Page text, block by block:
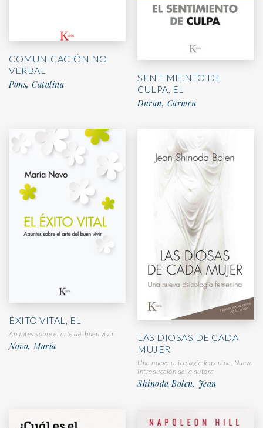
COMUNICACIÓN NO
VERBAL
Pons, Catalina
SENTIMIENTO DE
CULPA, EL
Duran, Carmen
ÉXITO VITAL, EL
Apuntes sobre el arte del buen vivir
Novo, María
LAS DIOSAS DE CADA
MUJER
Una nueva psicología femenina; Nueva
introducción de la autora
Shinoda Bolen, Jean